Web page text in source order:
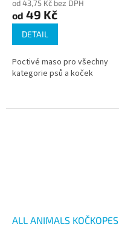
od 43,75 Kč bez DPH
od 49 Kč
DETAIL
Poctivé maso pro všechny
kategorie psů a koček
ALL ANIMALS KOČKOPES